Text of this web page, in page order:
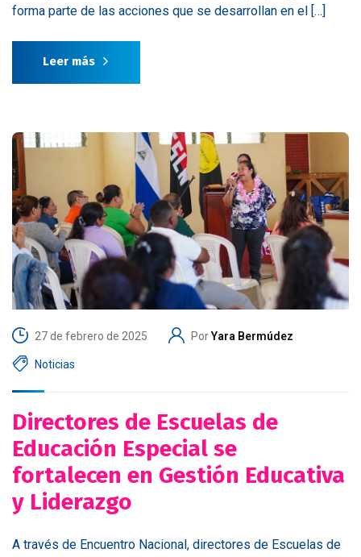
forma parte de las acciones que se desarrollan en el […]
Leer más
27 de febrero de 2025 PorYara Bermúdez
Noticias
Directores de Escuelas de
Educación Especial se
fortalecen en Gestión Educativa
y Liderazgo
A través de Encuentro Nacional, directores de Escuelas de